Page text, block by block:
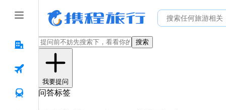
搜索
我要提问
问答标签